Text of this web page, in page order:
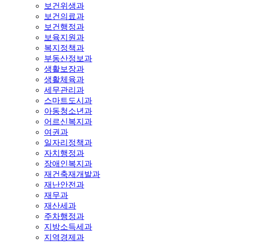
보건위생과
보건의료과
보건행정과
보육지원과
복지정책과
부동산정보과
생활보장과
생활체육과
세무관리과
스마트도시과
아동청소년과
어르신복지과
여권과
일자리정책과
자치행정과
장애인복지과
재건축재개발과
재난안전과
재무과
재산세과
주차행정과
지방소득세과
지역경제과